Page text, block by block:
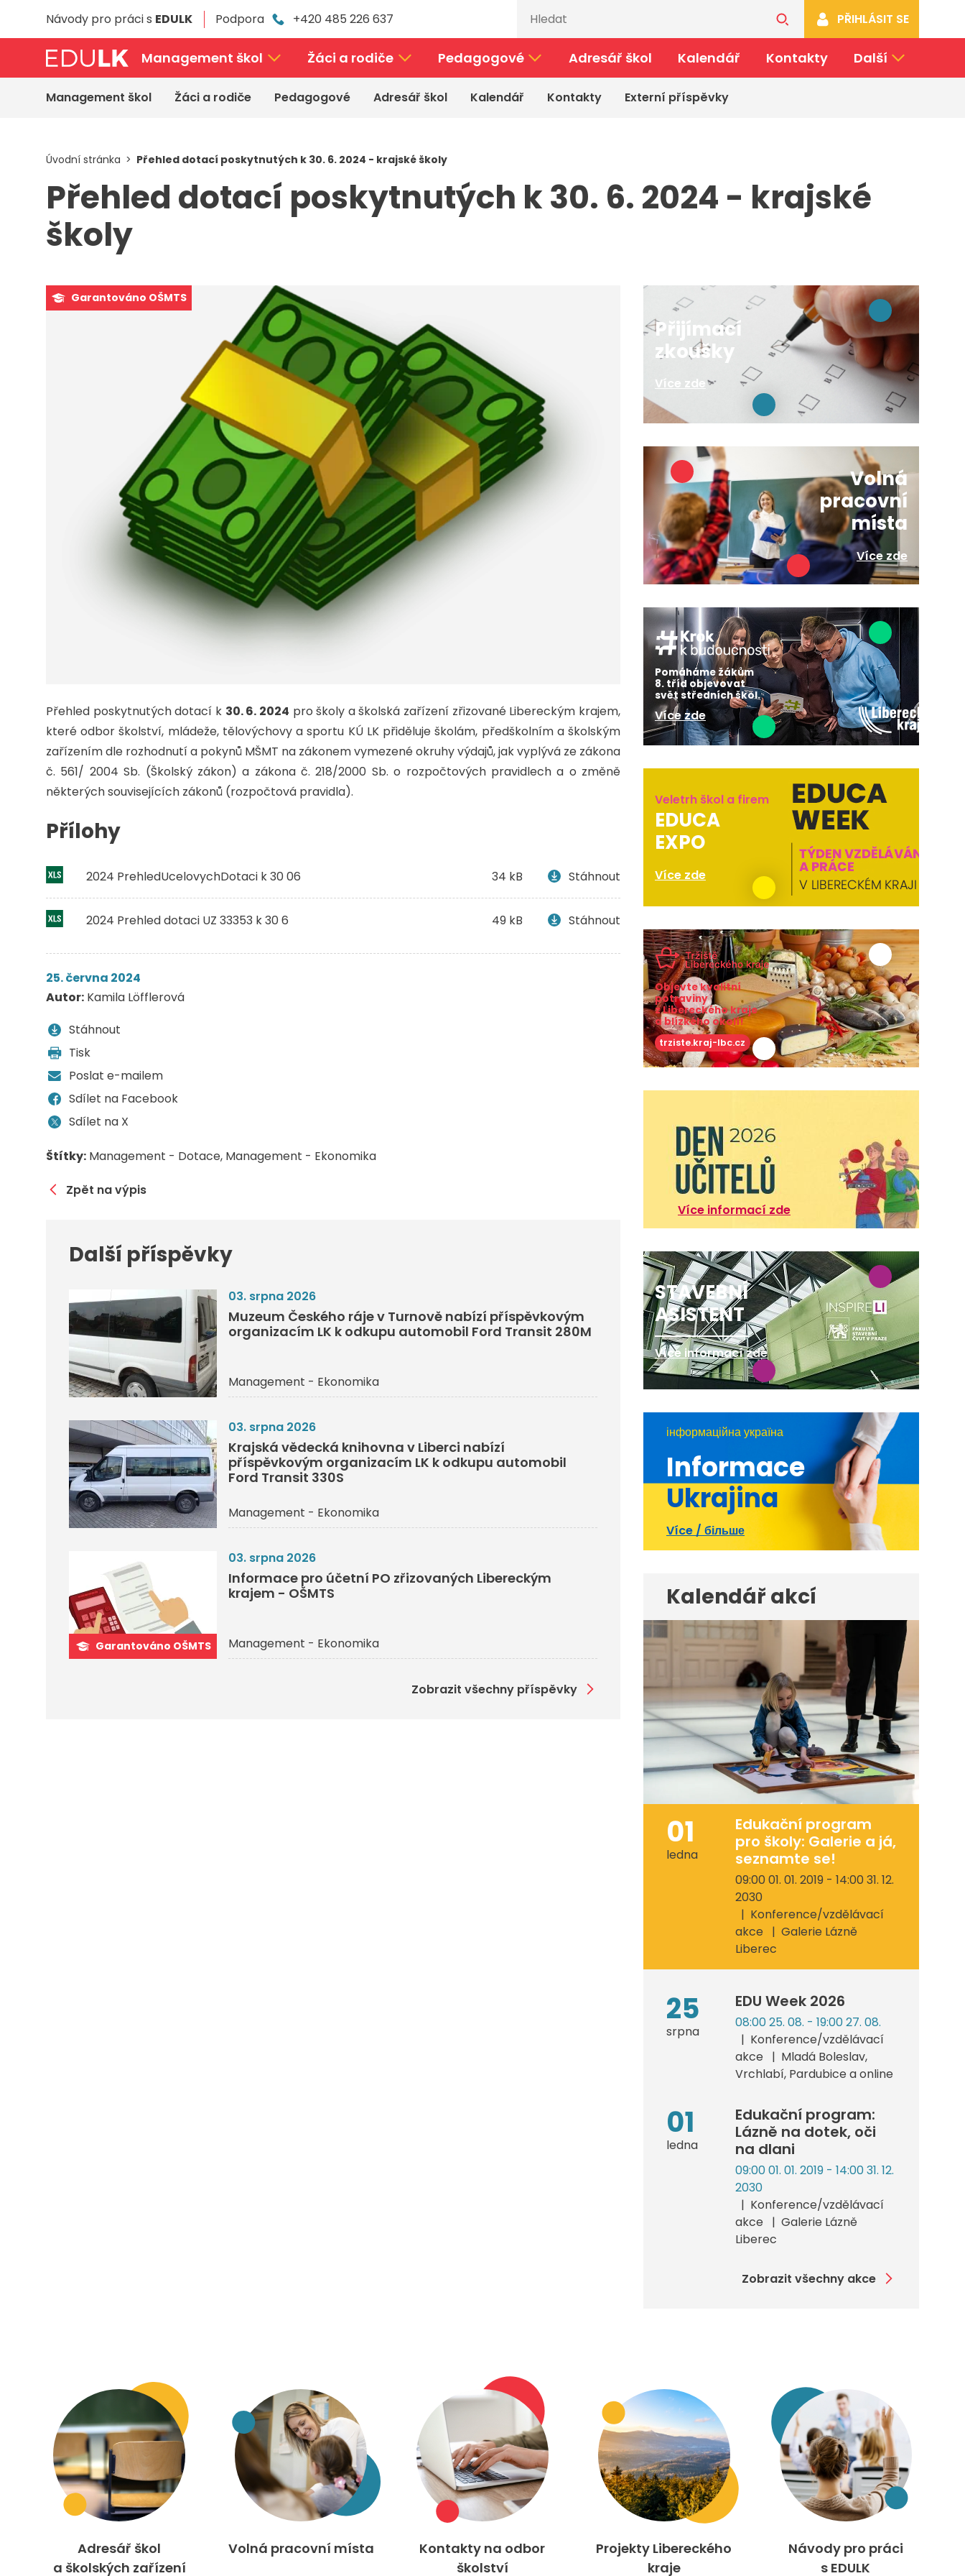
Návody pro práci s EDULK Podpora +420 485 226 637 PŘIHLÁSIT SE
Management škol Žáci a rodiče Pedagogové Adresář škol Kalendář Kontakty Další
Management škol Žáci a rodiče Pedagogové Adresář škol Kalendář Kontakty Externí příspěvky
Úvodní stránka Přehled dotací poskytnutých k 30. 6. 2024 - krajské školy
Přehled dotací poskytnutých k 30. 6. 2024 - krajské
školy
Garantováno OŠMTS
Přehled poskytnutých dotací k 30. 6. 2024 pro školy a školská zařízení zřizované Libereckým krajem,
které odbor školství, mládeže, tělovýchovy a sportu KÚ LK přiděluje školám, předškolním a školským
zařízením dle rozhodnutí a pokynů MŠMT na zákonem vymezené okruhy výdajů, jak vyplývá ze zákona
č. 561/ 2004 Sb. (Školský zákon) a zákona č. 218/2000 Sb. o rozpočtových pravidlech a o změně
některých souvisejících zákonů (rozpočtová pravidla).
Přílohy
2024 PrehledUcelovychDotaci k 30 06 34 kB Stáhnout
2024 Prehled dotaci UZ 33353 k 30 6 49 kB Stáhnout
25. června 2024
Autor: Kamila Löfflerová
Stáhnout
Tisk
Poslat e-mailem
Sdílet na Facebook
Sdílet na X
Štítky: Management - Dotace Management - Ekonomika
Zpět na výpis
Další příspěvky
03. srpna 2026
Muzeum Českého ráje v Turnově nabízí příspěvkovým
organizacím LK k odkupu automobil Ford Transit 280M
Management - Ekonomika
03. srpna 2026
Krajská vědecká knihovna v Liberci nabízí
příspěvkovým organizacím LK k odkupu automobil
Ford Transit 330S
Management - Ekonomika
Garantováno OŠMTS
03. srpna 2026
Informace pro účetní PO zřizovaných Libereckým
krajem - OŠMTS
Management - Ekonomika
Zobrazit všechny příspěvky
Přijímací
zkoušky
Více zde
Volná
pracovní
místa
Více zde
Pomáháme žákům
8. tříd objevovat
svět středních škol.
Více zde
Veletrh škol a firem
EDUCA
EXPO
Více zde
Objevte kvalitní
potraviny
z Libereckého kraje
a blízkého okolí!
trziste.kraj-lbc.cz
Více informací zde
STAVEBNÍ
ASISTENT
Více informací zde
інформаційна україна
Informace
Ukrajina
Více / більше
Kalendář akcí
01
ledna
Edukační program
pro školy: Galerie a já,
seznamte se!
09:00 01. 01. 2019 - 14:00 31. 12.
2030
Konference/vzdělávací
akce
Galerie Lázně
Liberec
25
srpna
EDU Week 2026
08:00 25. 08. - 19:00 27. 08.
Konference/vzdělávací
akce
Mladá Boleslav,
Vrchlabí, Pardubice a online
01
ledna
Edukační program:
Lázně na dotek, oči
na dlani
09:00 01. 01. 2019 - 14:00 31. 12.
2030
Konference/vzdělávací
akce
Galerie Lázně
Liberec
Zobrazit všechny akce
Adresář škol
a školských zařízení
Volná pracovní místa
Kontakty na odbor
školství
Projekty Libereckého
kraje
Návody pro práci
s EDULK